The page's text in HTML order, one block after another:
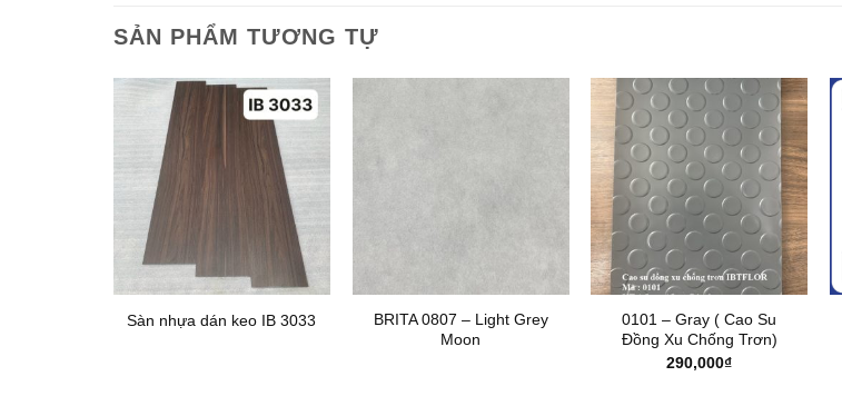
SẢN PHẨM TƯƠNG TỰ
Sàn nhựa dán keo IB 3033
BRITA 0807 – Light Grey
Moon
0101 – Gray ( Cao Su
Đồng Xu Chống Trơn)
290,000₫